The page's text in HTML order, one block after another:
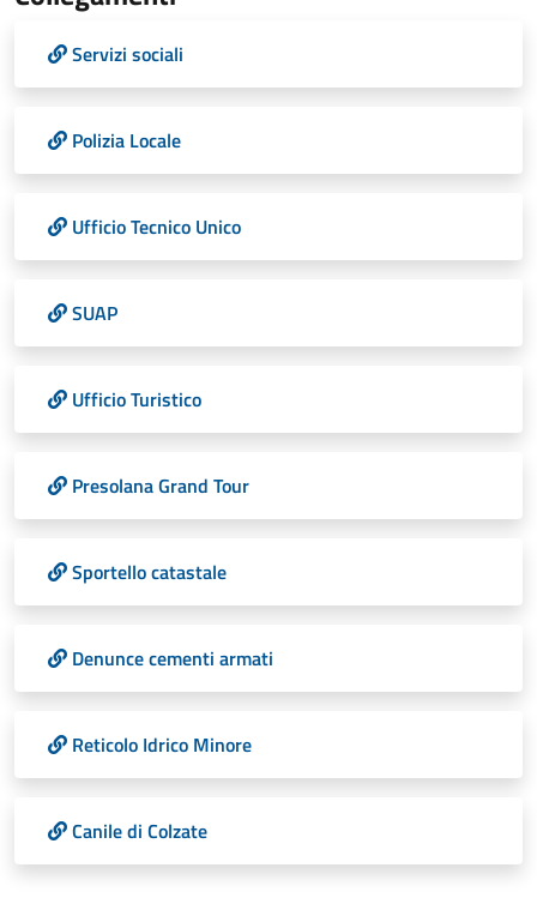
Servizi sociali
Polizia Locale
Ufficio Tecnico Unico
SUAP
Ufficio Turistico
Presolana Grand Tour
Sportello catastale
Denunce cementi armati
Reticolo Idrico Minore
Canile di Colzate